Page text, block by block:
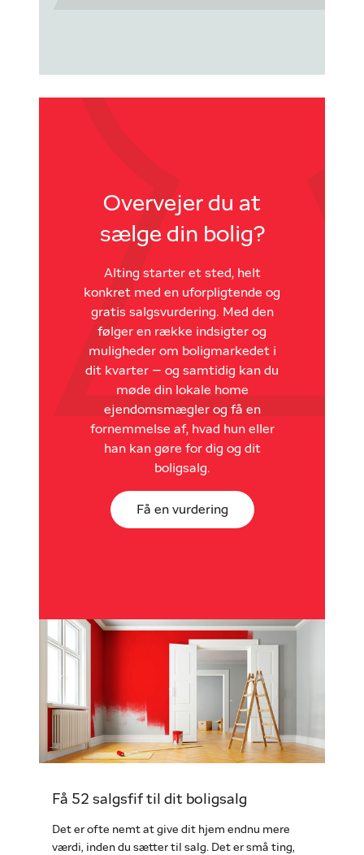
Overvejer du at
sælge din bolig?
Alting starter et sted, helt
konkret med en uforpligtende og
gratis salgsvurdering. Med den
følger en række indsigter og
muligheder om boligmarkedet i
dit kvarter – og samtidig kan du
møde din lokale home
ejendomsmægler og få en
fornemmelse af, hvad hun eller
han kan gøre for dig og dit
boligsalg.
Få en vurdering
Få 52 salgsfif til dit boligsalg
Det er ofte nemt at give dit hjem endnu mere
værdi, inden du sætter til salg. Det er små ting,